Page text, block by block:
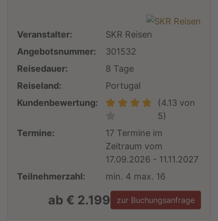
Veranstalter:
SKR Reisen
Angebotsnummer:
301532
Reisedauer:
8 Tage
Reiseland:
Portugal
Kundenbewertung:
(4.13 von
5)
Termine:
17 Termine im
Zeitraum vom
17.09.2026 - 11.11.2027
Teilnehmerzahl:
min. 4 max. 16
ab € 2.199 zur Buchungsanfrage